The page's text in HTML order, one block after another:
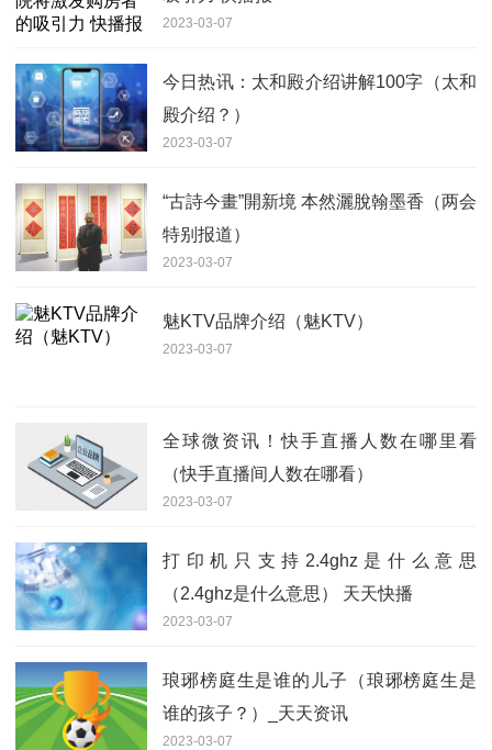
2023-03-07
今日热讯：太和殿介绍讲解100字（太和
殿介绍？）
2023-03-07
“古詩今畫”開新境 本然灑脫翰墨香（两会
特别报道）
2023-03-07
魅KTV品牌介绍（魅KTV）
2023-03-07
全球微资讯！快手直播人数在哪里看
（快手直播间人数在哪看）
2023-03-07
打印机只支持2.4ghz是什么意思
（2.4ghz是什么意思） 天天快播
2023-03-07
琅琊榜庭生是谁的儿子（琅琊榜庭生是
谁的孩子？）_天天资讯
2023-03-07